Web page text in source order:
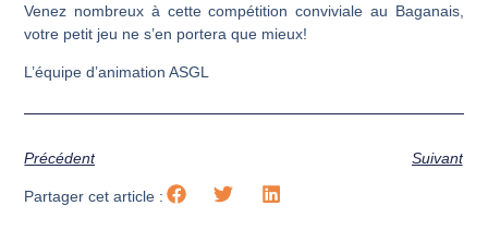
Venez nombreux à cette compétition conviviale au Baganais,
votre petit jeu ne s’en portera que mieux!
L’équipe d’animation ASGL
Précédent Suivant
Partager cet article :